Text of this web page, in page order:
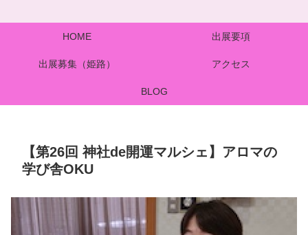
HOME 出展要項
出展募集（姫路） アクセス
BLOG
【第26回 神社de開運マルシェ】アロマの
学び舎OKU